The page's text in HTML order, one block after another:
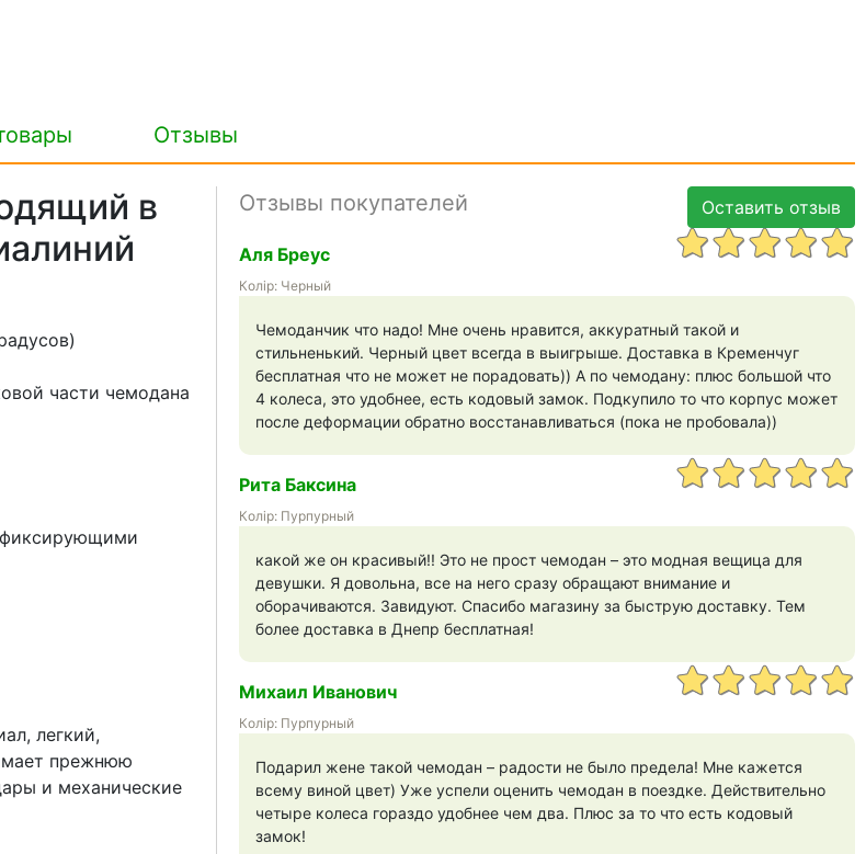
Отзывы
Оставить отзыв
Отзывы покупателей
Аля Бреус
Колір: Черный
Чемоданчик что надо! Мне очень нравится, аккуратный такой и
стильненький. Черный цвет всегда в выигрыше. Доставка в Кременчуг
бесплатная что не может не порадовать)) А по чемодану: плюс большой что
4 колеса, это удобнее, есть кодовый замок. Подкупило то что корпус может
после деформации обратно восстанавливаться (пока не пробовала))
Рита Баксина
Колір: Пурпурный
какой же он красивый!! Это не прост чемодан – это модная вещица для
девушки. Я довольна, все на него сразу обращают внимание и
оборачиваются. Завидуют. Спасибо магазину за быструю доставку. Тем
более доставка в Днепр бесплатная!
Михаил Иванович
Колір: Пурпурный
Подарил жене такой чемодан – радости не было предела! Мне кажется
всему виной цвет) Уже успели оценить чемодан в поездке. Действительно
четыре колеса гораздо удобнее чем два. Плюс за то что есть кодовый
замок!
в
части чемодана
фиксирующими
легкий,
прежнюю
и механические